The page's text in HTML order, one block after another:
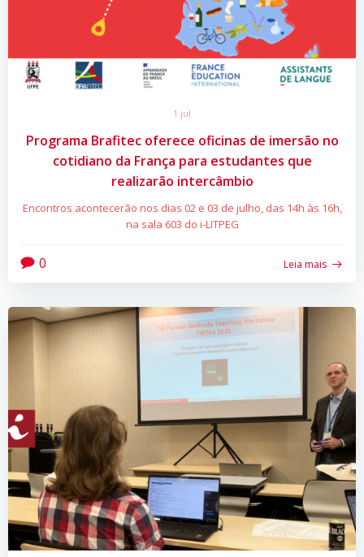
1 jul
Programa Brafitec oferece oficinas de imersão no
cotidiano da França para estudantes que
realizarão intercâmbio
Encontros acontecerão nos dias 02 e 03 de julho, das 14h às 16h,
na sala 603 do i-LITPEG
0 Leia mais